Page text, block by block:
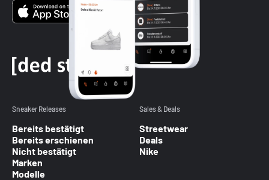
Sneaker Releases
Bereits bestätigt
Bereits erschienen
Nicht bestätigt
Marken
Modelle
Sales & Deals
Streetwear
Deals
Nike